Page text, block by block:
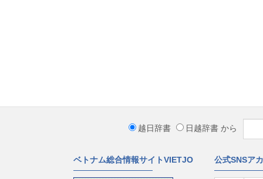
越日辞書 日越辞書 から
ベトナム総合情報サイトVIETJO 公式SNSア